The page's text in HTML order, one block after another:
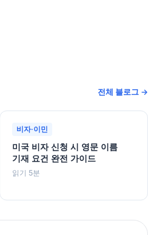
전체 블로그 →
비자·이민
미국 비자 신청 시 영문 이름
기재 요건 완전 가이드
읽기 5분